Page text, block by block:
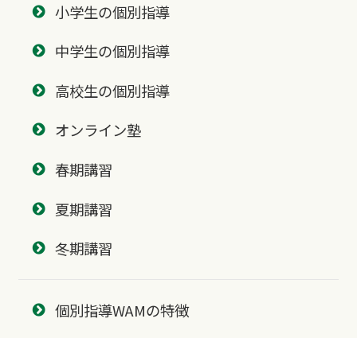
小学生の個別指導
中学生の個別指導
高校生の個別指導
オンライン塾
春期講習
夏期講習
冬期講習
個別指導WAMの特徴